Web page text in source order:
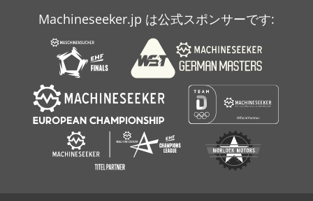
Machineseeker.jp は公式スポンサーです: